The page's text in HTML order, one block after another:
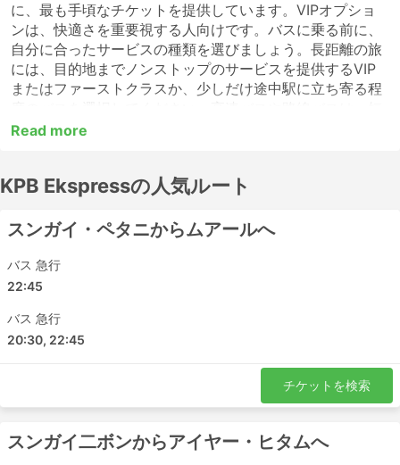
に、最も手頃なチケットを提供しています。VIPオプショ
ンは、快適さを重要視する人向けです。バスに乗る前に、
自分に合ったサービスの種類を選びましょう。長距離の旅
には、目的地までノンストップのサービスを提供するVIP
またはファーストクラスか、少しだけ途中駅に立ち寄る程
距離の移動には適していますが、長距離の移動には適さな
意しているバスもあるので、出発前に時刻表を調べておき
約しましょう。他の旅行者のレビューを参考に、最適なチ
KPB Ekspress 有名な駅
KPB Ekspressのバスが走る主な駅はこちらです。:
バスターミナル・ドゥータ
Read more
KPB Ekspressの人気ルート
スンガイ・ペタニからムアールへ
バス 急行
22:45
バス 急行
20:30, 22:45
チケットを検索
スンガイ二ボンからアイヤー・ヒタムへ